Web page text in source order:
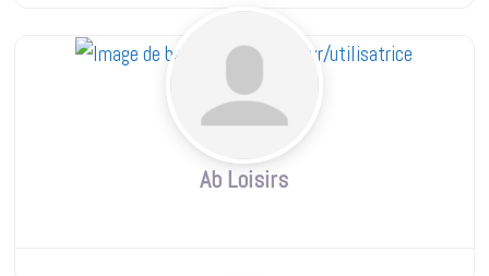
Ab Loisirs